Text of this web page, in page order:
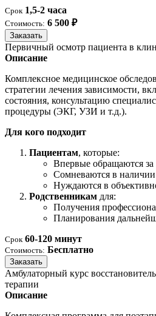
Срок 1,5-2 часа
Стоимость: 6 500 ₽
Заказать
Первичный осмотр пациента в
Описание
Комплексное медицинское
стратегии лечения зависимости,
состояния, консультацию
процедуры (ЭКГ, УЗИ и т.д.).
Для кого подходит
Пациентам, которые:
Впервые обращаются
Сомневаются в наличии
Нуждаются в
Родственникам для:
Получения
Планирования
Срок 60-120 минут
Стоимость: Бесплатно
Заказать
Амбулаторный курс
терапии
Описание